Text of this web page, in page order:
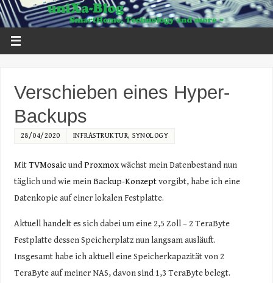
Verschieben eines Hyper-
Backups
28/04/2020 INFRASTRUKTUR,SYNOLOGY
MitTVMosaic undProxmoxwächst mein Datenbestand nun
täglich und wie meinBackup-Konzeptvorgibt, habe ich eine
Datenkopie auf einer lokalen Festplatte.
Aktuell handelt es sich dabei um eine 2,5 Zoll – 2 TeraByte
Festplatte dessen Speicherplatz nun langsam ausläuft.
Insgesamt habe ich aktuell eine Speicherkapazität von 2
TeraByte auf meiner NAS, davon sind 1,3 TeraByte belegt.